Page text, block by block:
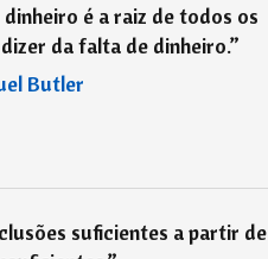
é a raiz de todos os
da falta de dinheiro.”
Butler
suficientes a partir de